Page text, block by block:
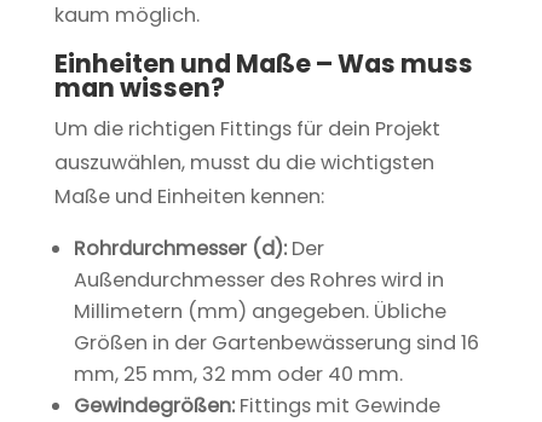
kaum möglich.
Einheiten und Maße – Was muss
man wissen?
Um die richtigen Fittings für dein Projekt
auszuwählen, musst du die wichtigsten
Maße und Einheiten kennen:
Rohrdurchmesser (d):Der
Außendurchmesser des Rohres wird in
Millimetern (mm) angegeben. Übliche
Größen in der Gartenbewässerung sind 16
mm, 25 mm, 32 mm oder 40 mm.
Gewindegrößen:Fittings mit Gewinde